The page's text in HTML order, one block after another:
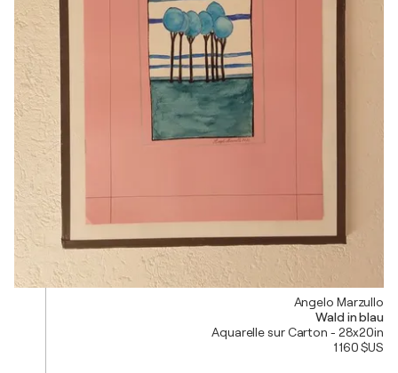
Angelo Marzullo
Wald in blau
Aquarelle sur Carton - 28x20in
1 160 $US